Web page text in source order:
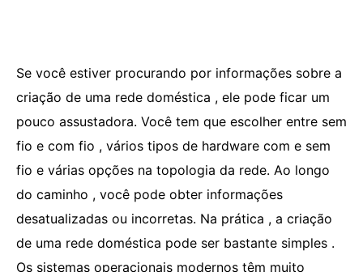
Se você estiver procurando por informações sobre a
criação de uma rede doméstica , ele pode ficar um
pouco assustadora. Você tem que escolher entre sem
fio e com fio , vários tipos de hardware com e sem
fio e várias opções na topologia da rede. Ao longo
do caminho , você pode obter informações
desatualizadas ou incorretas. Na prática , a criação
de uma rede doméstica pode ser bastante simples .
Os sistemas operacionais modernos têm muito